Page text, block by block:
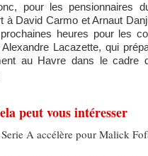
pour les pensionnaires
à David Carmo et Arnaut
heures pour les
Lacazette, qui
au Havre dans le cadre
peut vous intéresser
A accélère pour Malick